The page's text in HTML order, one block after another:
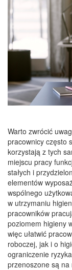
Warto zwrócić
pracownicy często
korzystają z tych
miejscu pracy
stałych i
elementów
wspólnego
w utrzymaniu
pracowników
poziomem higieny
więc ułatwić
roboczej, jak i o
ograniczenie
przenoszone są na